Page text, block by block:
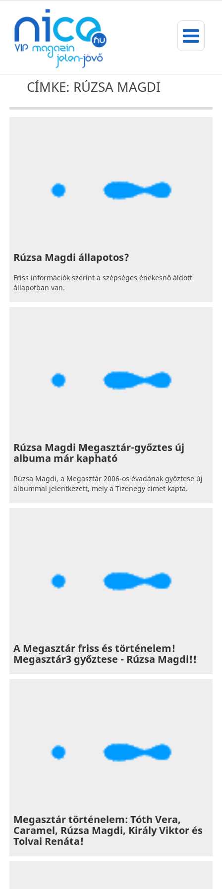
CÍMKE: RÚZSA MAGDI
Rúzsa Magdi állapotos?
Friss információk szerint a szépséges énekesnő áldott
állapotban van.
Rúzsa Magdi Megasztár-győztes új
albuma már kapható
Rúzsa Magdi, a Megasztár 2006-os évadának győztese új
albummal jelentkezett, mely a Tizenegy címet kapta.
A Megasztár friss és történelem!
Megasztár3 győztese - Rúzsa Magdi!!
Megasztár történelem: Tóth Vera,
Caramel, Rúzsa Magdi, Király Viktor és
Tolvai Renáta!